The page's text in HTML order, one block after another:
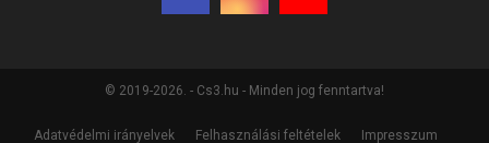
© 2019-2026. - Cs3.hu - Minden jog fenntartva!
Adatvédelmi irányelvek Felhasználási feltételek Impresszum